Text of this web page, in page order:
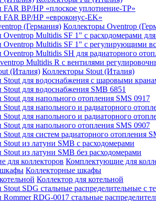
FAR ВР/НР «плоское уплотнение-TP»
FAR ВР/НР «евроконус-EK»
Коллекторы Oventrop
Oventrop Multidis SF 1" с расходомерами
Oventrop Multidis SF 1" с регулирующими
Oventrop Multidis SH для радиаторного
Multidis R с вентилями
Коллекторы Stout (Италия)
Stout для водоснабжения с шаровыми
Stout для водоснабжения SMB 6851
для напольного отопления SMS 0917
для напольного и радиаторного
для напольного и радиаторного
для напольного отопления SMS 0907
для систем радиаторного отопления
Stout из латуни SMB с расходомерами
из латуни SMB без расходомерами
Комплектующие для
Коллекторные шкафы
Коллектор для котельной
SDG стальные распределительные с
Rommer RDG-0017 стальные